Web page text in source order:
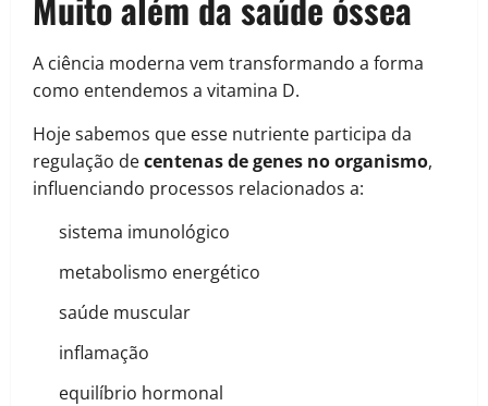
A ciência moderna vem transformando a forma
como entendemos a vitamina D.
Hoje sabemos que esse nutriente participa da
regulação decentenas de genes no organismo,
influenciando processos relacionados a:
sistema imunológico
metabolismo energético
saúde muscular
inflamação
equilíbrio hormonal